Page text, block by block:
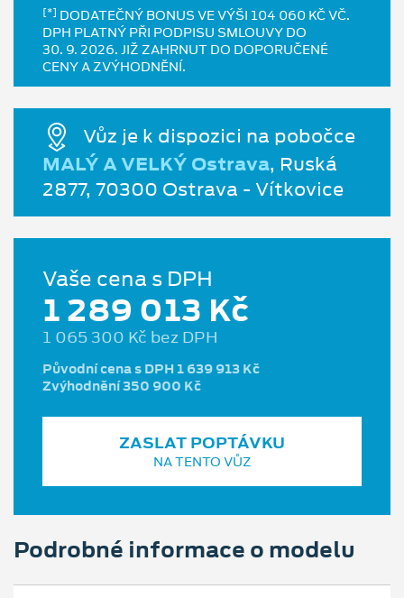
[*] DODATEČNÝ BONUS VE VÝŠI 104 060 KČ VČ.
DPH PLATNÝ PŘI PODPISU SMLOUVY DO
30. 9. 2026. JIŽ ZAHRNUT DO DOPORUČENÉ
CENY A ZVÝHODNĚNÍ.
Vůz je k dispozici na pobočce
MALÝ A VELKÝ Ostrava, Ruská
2877, 70300 Ostrava - Vítkovice
Vaše cena s DPH
1 289 013 Kč
1 065 300 Kč bez DPH
Původní cena s DPH 1 639 913 Kč
Zvýhodnění 350 900 Kč
ZASLAT POPTÁVKU
NA TENTO VŮZ
Podrobné informace o modelu